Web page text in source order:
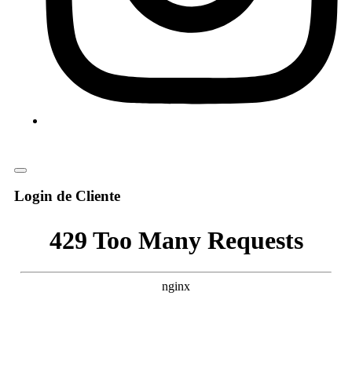
Login de Cliente